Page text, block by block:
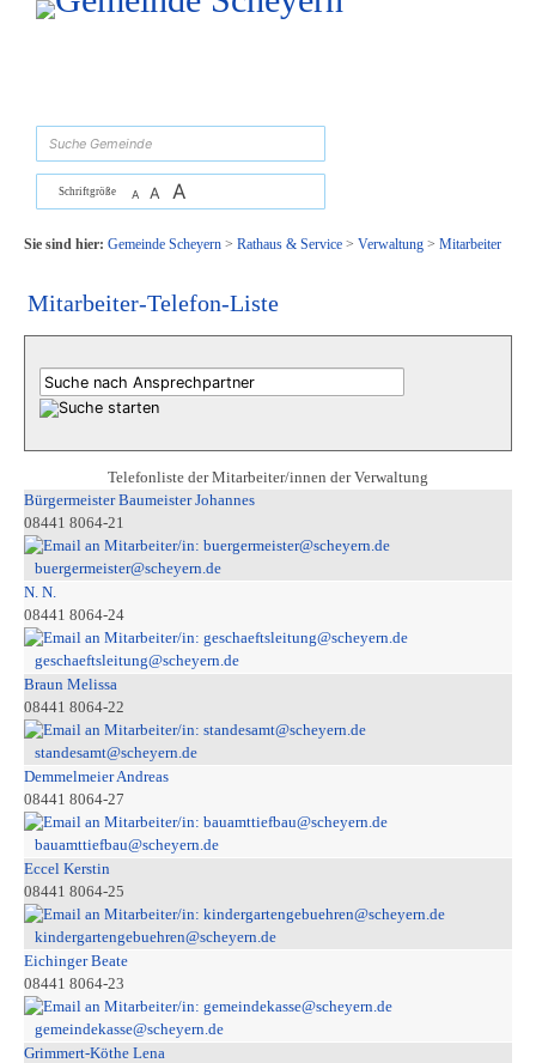
Zum Inhalt, zur Navigationoder zur Startseite springen.
Schriftgröße A A A
Sie sind hier: Gemeinde Scheyern> Rathaus & Service> Verwaltung> Mitarbeiter
Mitarbeiter-Telefon-Liste
Telefonliste der Mitarbeiter/innen der Verwaltung
Bürgermeister Baumeister Johannes
08441 8064-21
buergermeister@scheyern.de
N. N.
08441 8064-24
geschaeftsleitung@scheyern.de
Braun Melissa
08441 8064-22
standesamt@scheyern.de
Demmelmeier Andreas
08441 8064-27
bauamttiefbau@scheyern.de
Eccel Kerstin
08441 8064-25
kindergartengebuehren@scheyern.de
Eichinger Beate
08441 8064-23
gemeindekasse@scheyern.de
Grimmert-Köthe Lena